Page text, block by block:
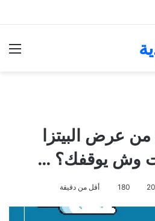
من عرض البيتزا
أنت وش يوقفك؟ …
180 أقل من دقيقة